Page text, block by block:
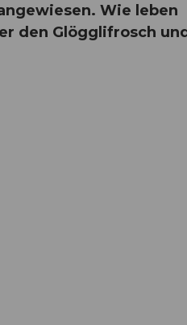
Wie leben
den Glögglifrosch